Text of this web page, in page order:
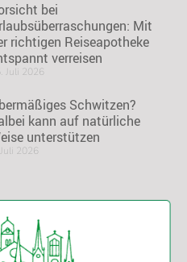
bei
Mit
richtigen Reiseapotheke
verreisen
Juli 2026
Schwitzen?
kann auf natürliche
unterstützen
2026